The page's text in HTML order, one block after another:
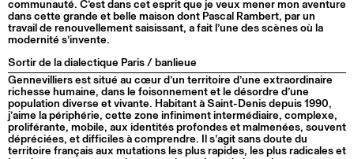
communauté. C’est dans cet esprit que je veux mener mon aventure
dans cette grande et belle maison dont Pascal Rambert, par un
travail de renouvellement saisissant, a fait l’une des scènes où la
modernité s’invente.
Sortir de la dialectique Paris / banlieue
Gennevilliers est situé au cœur d’un territoire d’une extraordinaire
richesse humaine, dans le foisonnement et le désordre d’une
population diverse et vivante. Habitant à Saint-Denis depuis 1990,
j’aime la périphérie, cette zone infiniment intermédiaire, complexe,
proliférante, mobile, aux identités profondes et malmenées, souvent
dépréciées, et difficiles à comprendre. Il s’agit sans doute du
territoire français aux mutations les plus rapides, les plus radicales et